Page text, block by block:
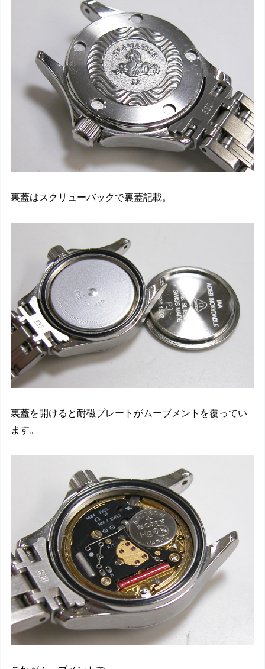
裏蓋はスクリューバックで裏蓋記載。
裏蓋を開けると耐磁プレートがムーブメントを覆ってい
ます。